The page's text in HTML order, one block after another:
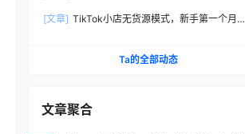
[文章] TikTok小店无货源模式，新手第一个月盈
Ta的全部动态
文章聚合